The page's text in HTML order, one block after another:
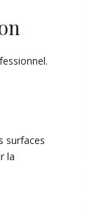
surfaces
la